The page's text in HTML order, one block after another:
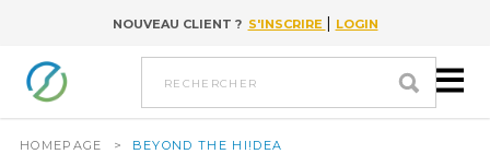
Go to contentNOUVEAU CLIENT ? S'INSCRIRE | LOGIN
rechercher
HOMEPAGE > BEYOND THE HI!DEA